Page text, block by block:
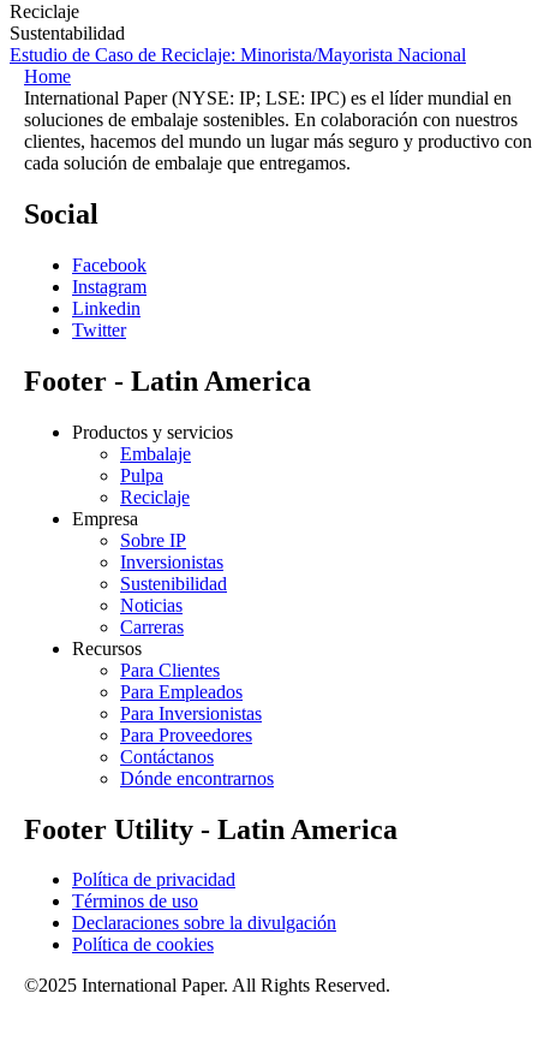
Reciclaje
Sustentabilidad
Estudio de Caso de Reciclaje: Minorista/Mayorista Nacional
Home
International Paper (NYSE: IP; LSE: IPC) es el líder mundial en
soluciones de embalaje sostenibles. En colaboración con nuestros
clientes, hacemos del mundo un lugar más seguro y productivo con
cada solución de embalaje que entregamos.
Social
Facebook
Instagram
Linkedin
Twitter
Footer - Latin America
Productos y servicios
Embalaje
Pulpa
Reciclaje
Empresa
Sobre IP
Inversionistas
Sustenibilidad
Noticias
Carreras
Recursos
Para Clientes
Para Empleados
Para Inversionistas
Para Proveedores
Contáctanos
Dónde encontrarnos
Footer Utility - Latin America
Política de privacidad
Términos de uso
Declaraciones sobre la divulgación
Política de cookies
©2025 International Paper. All Rights Reserved.